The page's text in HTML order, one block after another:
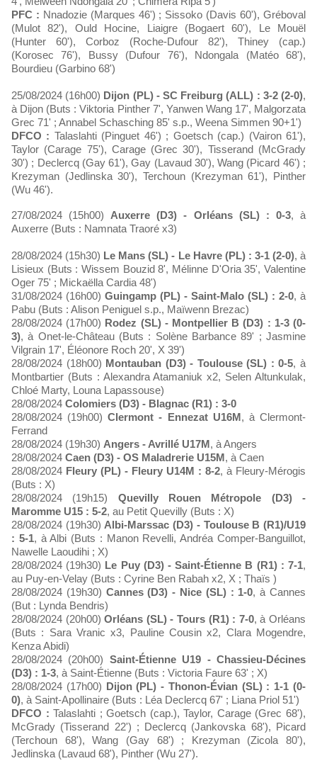
PFC : Nnadozie (Marques 46') ; Sissoko (Davis 60'), Gréboval
(Mulot 82'), Ould Hocine, Liaigre (Bogaert 60'), Le Mouël
(Hunter 60'), Corboz (Roche-Dufour 82'), Thiney (cap.)
(Korosec 76'), Bussy (Dufour 76'), Ndongala (Matéo 68'),
Bourdieu (Garbino 68')
25/08/2024 (16h00) Dijon (PL) - SC Freiburg (ALL) : 3-2 (2-0),
à Dijon (Buts : Viktoria Pinther 7', Yanwen Wang 17', Malgorzata
Grec 71' ; Annabel Schasching 85' s.p., Weena Simmen 90+1')
DFCO : Talaslahti (Pinguet 46') ; Goetsch (cap.) (Vairon 61'),
Taylor (Carage 75'), Carage (Grec 30'), Tisserand (McGrady
30') ; Declercq (Gay 61'), Gay (Lavaud 30'), Wang (Picard 46') ;
Krezyman (Jedlinska 30'), Terchoun (Krezyman 61'), Pinther
(Wu 46').
27/08/2024 (15h00)Auxerre (D3) - Orléans (SL) : 0-3, à
Auxerre (Buts : Namnata Traoré x3)
28/08/2024 (15h30) Le Mans (SL) - Le Havre (PL) : 3-1 (2-0), à
Lisieux (Buts : Wissem Bouzid 8', Mélinne D'Oria 35', Valentine
Oger 75' ; Mickaëlla Cardia 48')
31/08/2024 (16h00) Guingamp (PL) - Saint-Malo (SL) : 2-0, à
Pabu (Buts : Alison Peniguel s.p., Maïwenn Brezac)
28/08/2024 (17h00) Rodez (SL) - Montpellier B (D3) : 1-3 (0-
3), à Onet-le-Château (Buts : Solène Barbance 89' ; Jasmine
Vilgrain 17', Éléonore Roch 20', X 39')
28/08/2024 (18h00) Montauban (D3) - Toulouse (SL) : 0-5, à
Montbartier (Buts : Alexandra Atamaniuk x2, Selen Altunkulak,
Chloé Marty, Louna Lapassouse)
28/08/2024 Colomiers (D3) - Blagnac (R1) : 3-0
28/08/2024 (19h00)Clermont - Ennezat U16M , à Clermont-
Ferrand
28/08/2024 (19h30) Angers - Avrillé U17M , à Angers
28/08/2024 Caen (D3) - OS Maladrerie U15M , à Caen
28/08/2024 Fleury (PL) - Fleury U14M : 8-2, à Fleury-Mérogis
(Buts : X)
28/08/2024 (19h15) Quevilly Rouen Métropole (D3) -
Maromme U15 : 5-2, au Petit Quevilly (Buts : X)
28/08/2024 (19h30)Albi-Marssac (D3) - Toulouse B (R1)/U19
: 5-1, à Albi (Buts : Manon Revelli, Andréa Comper-Banguillot,
Nawelle Laoudihi ; X)
28/08/2024 (19h30) Le Puy (D3) - Saint-Étienne B (R1) : 7-1,
au Puy-en-Velay (Buts : Cyrine Ben Rabah x2, X ; Thaïs )
28/08/2024 (19h30) Cannes (D3) - Nice (SL) : 1-0, à Cannes
(But : Lynda Bendris)
28/08/2024 (20h00)Orléans (SL) - Tours (R1) : 7-0, à Orléans
(Buts : Sara Vranic x3, Pauline Cousin x2, Clara Mogendre,
Kenza Abidi)
28/08/2024 (20h00) Saint-Étienne U19 - Chassieu-Décines
(D3) : 1-3, à Saint-Étienne (Buts : Victoria Faure 63' ; X)
28/08/2024 (17h00) Dijon (PL) - Thonon-Évian (SL) : 1-1 (0-
0), à Saint-Apollinaire (Buts : Léa Declercq 67' ; Liana Priol 51')
DFCO : Talaslahti ; Goetsch (cap.), Taylor, Carage (Grec 68'),
McGrady (Tisserand 22') ; Declercq (Jankovska 68'), Picard
(Terchoun 68'), Wang (Gay 68') ; Krezyman (Zicola 80'),
Jedlinska (Lavaud 68'), Pinther (Wu 27').